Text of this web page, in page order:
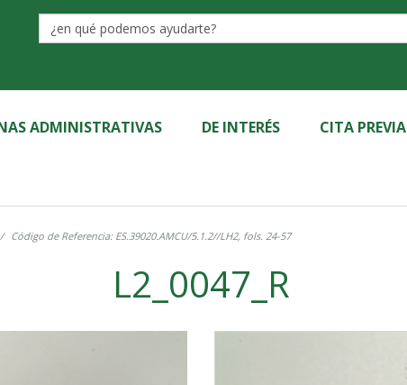
ADMINISTRATIVAS DE INTERÉS CITA PREVIA
Código de Referencia: ES.39020.AMCU/5.1.2//LH2, fols. 24-57
L2_0047_R